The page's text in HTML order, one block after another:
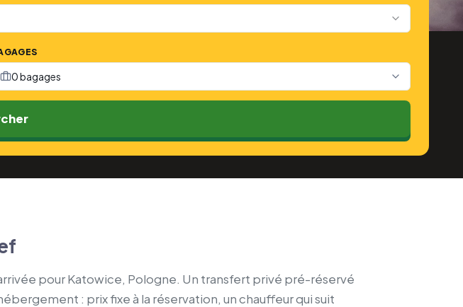
0 bagages
pour Katowice, Pologne. Un transfert privé pré-réservé
: prix fixe à la réservation, un chauffeur qui suit